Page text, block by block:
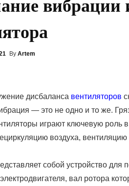
вибрации
By Artem
дисбаланса вентиляторов
— это не одно и то же.
играют ключевую роль
воздуха,
собой устройство
вал ротора